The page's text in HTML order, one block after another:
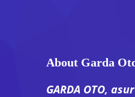
About Garda
GARDA OTO,